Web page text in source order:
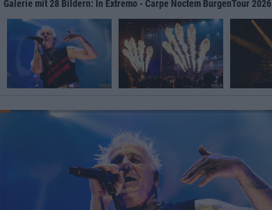
Galerie mit 28 Bildern: In Extremo - Carpe Noctem BurgenTour 2026